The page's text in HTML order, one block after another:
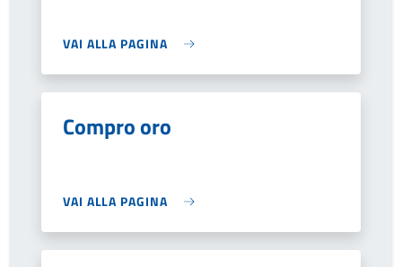
VAI ALLA PAGINA
Compro oro
VAI ALLA PAGINA